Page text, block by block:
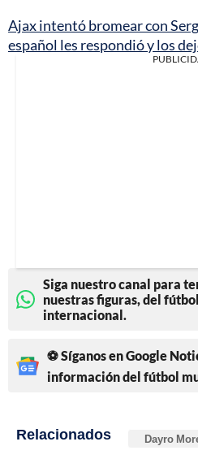
Ajax intentó bromear con
español les respondió y los
Siga nuestro canal para
nuestras figuras, del
internacional.
⚽ Síganos en Google
información del fútbol
Relacionados Dayro